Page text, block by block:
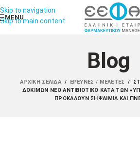
Skip to navigation
Skip to main content
MENU
Blog
ΑΡΧΙΚΉ ΣΕΛΊΔΑ / ΈΡΕΥΝΕΣ / ΜΕΛΈΤΕΣ /
ΔΟΚΙΜΏΝ ΝΈΟ ΑΝΤΙΒΙΟΤΙΚΌ ΚΑΤΆ ΤΩΝ
ΠΡΟΚΑΛΟΎΝ ΣΗΨΑΙΜΊΑ ΚΑΙ